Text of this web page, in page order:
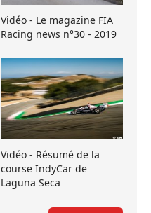
Vidéo - Le magazine FIA
Racing news n°30 - 2019
Vidéo - Résumé de la
course IndyCar de
Laguna Seca